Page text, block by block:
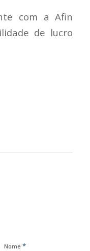
com a Afin
de lucro
Nome *